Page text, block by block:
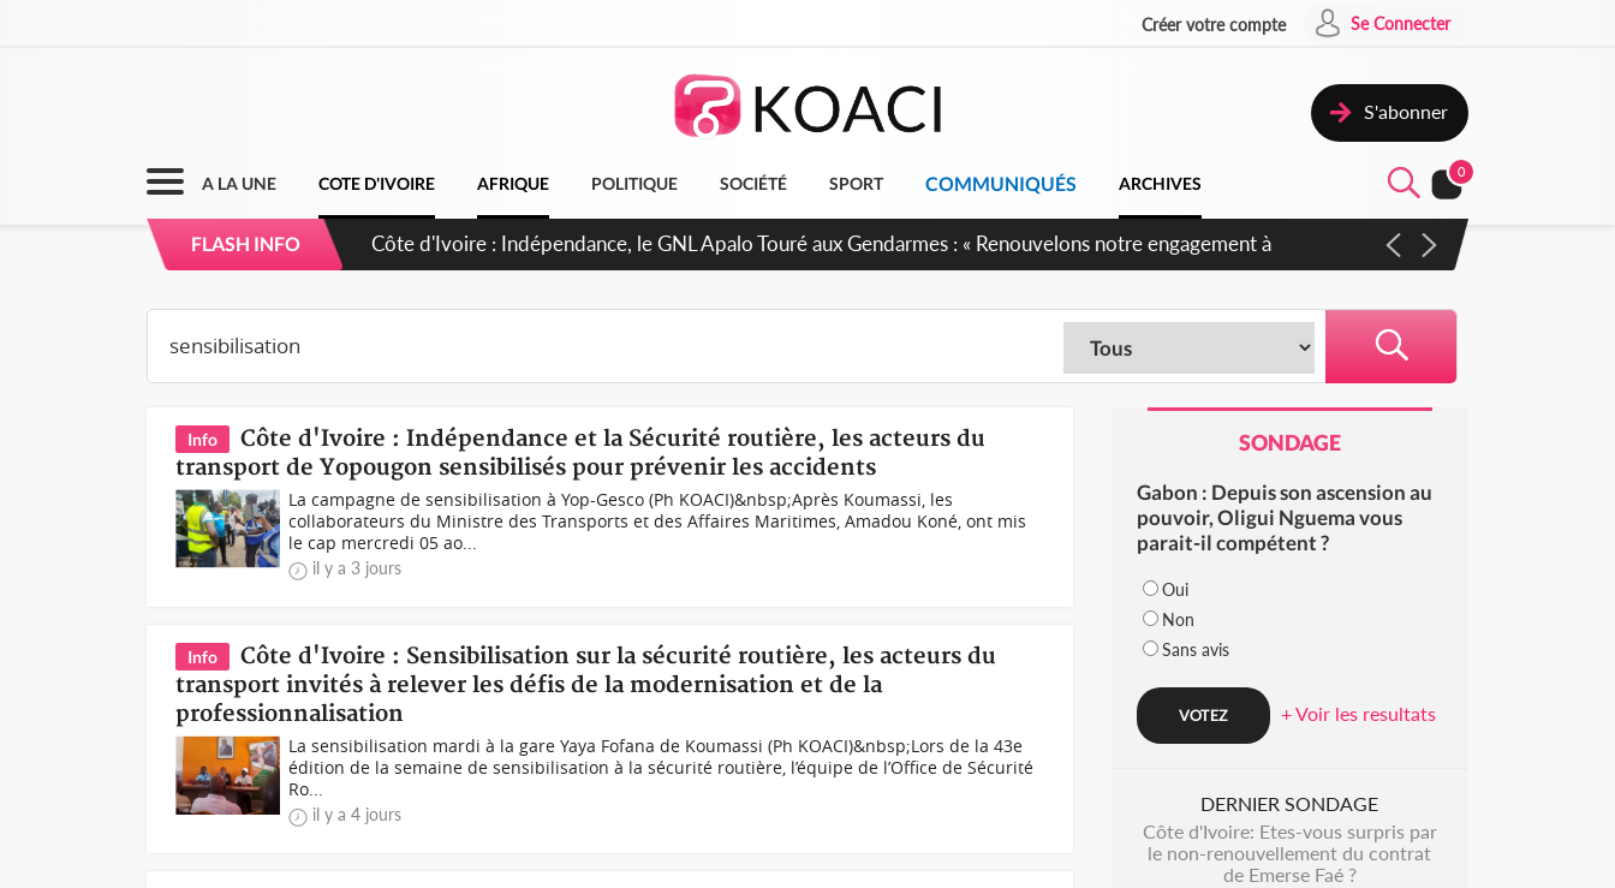
Créer votre compte Se Connecter
S'abonner
A LA UNE COTE D'IVOIRE AFRIQUE POLITIQUE SOCIÉTÉ SPORT COMMUNIQUÉS ARCHIVES
0
FLASH INFO
Sierra Leone : Un projet de réforme constitutionnelle en gestation, points clés des amendements, un exclu
Info
Côte d'Ivoire : Indépendance et la Sécurité routière, les acteurs du
transport de Yopougon sensibilisés pour prévenir les accidents
La campagne de sensibilisation à Yop-Gesco (Ph KOACI)&nbsp;Après Koumassi, les
collaborateurs du Ministre des Transports et des Affaires Maritimes, Amadou Koné, ont mis
le cap mercredi 05 ao...
il y a 3 jours
Info
Côte d'Ivoire : Sensibilisation sur la sécurité routière, les acteurs du
transport invités à relever les défis de la modernisation et de la
professionnalisation
La sensibilisation mardi à la gare Yaya Fofana de Koumassi (Ph KOACI)&nbsp;Lors de la 43e
édition de la semaine de sensibilisation à la sécurité routière, l’équipe de l’Office de Sécurité
Ro...
il y a 4 jours
SONDAGE
Gabon : Depuis son ascension au
pouvoir, Oligui Nguema vous
parait-il compétent ?
Oui
Non
Sans avis
+ Voir les resultats
DERNIER SONDAGE
Côte d'Ivoire: Etes-vous surpris par
le non-renouvellement du contrat
de Emerse Faé ?